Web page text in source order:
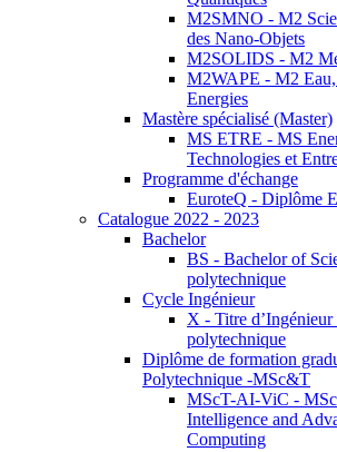
M2SMNO - M2
des Nano-Objets
M2SOLIDS - M2
M2WAPE - M2
Energies
Mastère spécialisé (Master)
MS ETRE - MS
Technologies et
Programme d'échange
EuroteQ - Diplôme
Catalogue 2022 - 2023
Bachelor
BS - Bachelor of
polytechnique
Cycle Ingénieur
X - Titre
polytechnique
Diplôme de formation
Polytechnique -MSc&T
MScT-AI-ViC -
Intelligence and
Computing